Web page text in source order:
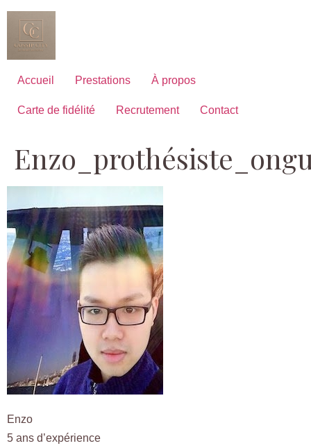
Aller
contenu
Accueil Prestations À propos
Carte de fidélité Recrutement Contact
Enzo
5 ans d’expérience